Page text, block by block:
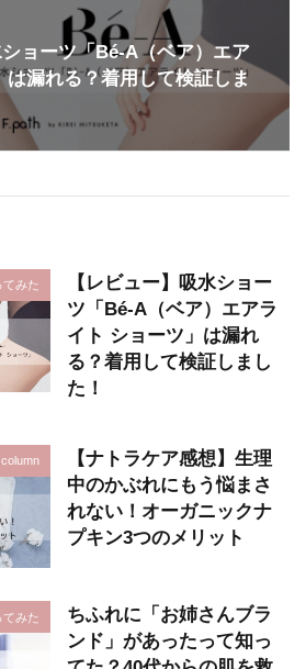
ショーツ「Bé-A（ベア）エア
は漏れる？着用して検証しま
てみた
【レビュー】吸水ショー
ツ「Bé-A（ベア）エアラ
イト ショーツ」は漏れ
る？着用して検証しまし
た！
【ナトラケア感想】生理
中のかぶれにもう悩まさ
れない！オーガニックナ
プキン3つのメリット
てみた
ちふれに「お姉さんブラ
ンド」があったって知っ